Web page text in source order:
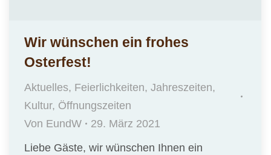
Wir wünschen ein frohes
Osterfest!
Aktuelles, Feierlichkeiten, Jahreszeiten,
Kultur, Öffnungszeiten
Von EundW
29. März 2021
Liebe Gäste, wir wünschen Ihnen ein